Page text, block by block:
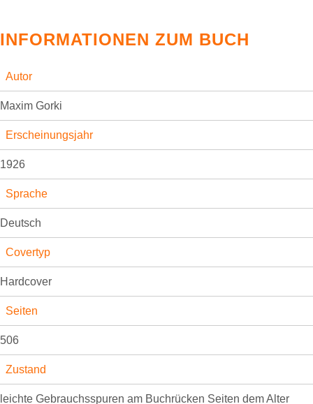
INFORMATIONEN ZUM BUCH
Autor
Maxim Gorki
Erscheinungsjahr
1926
Sprache
Deutsch
Covertyp
Hardcover
Seiten
506
Zustand
leichte Gebrauchsspuren am Buchrücken Seiten dem Alter